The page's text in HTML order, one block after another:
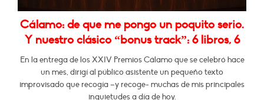
Cálamo: de que me pongo un poquito serio.
Y nuestro clásico “bonus track”: 6 libros, 6
En la entrega de los XXIV Premios Cálamo que se celebró hace
un mes, dirigí al público asistente un pequeño texto
improvisado que recogía –y recoge- muchas de mis principales
inquietudes a día de hoy.